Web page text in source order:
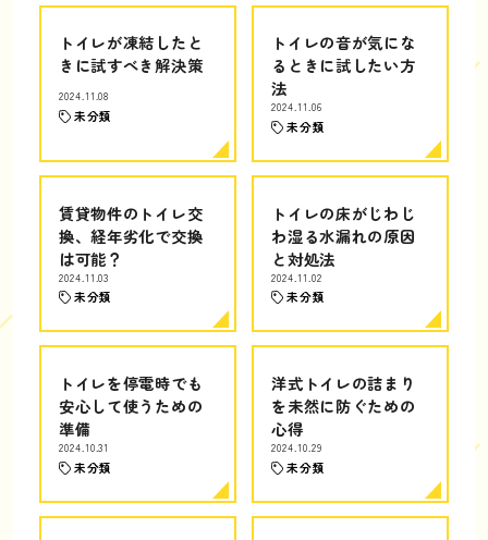
トイレが凍結したと
きに試すべき解決策
2024.11.08
未分類
トイレの音が気にな
るときに試したい方
法
2024.11.06
未分類
賃貸物件のトイレ交
換、経年劣化で交換
は可能？
2024.11.03
未分類
トイレの床がじわじ
わ湿る水漏れの原因
と対処法
2024.11.02
未分類
トイレを停電時でも
安心して使うための
準備
2024.10.31
未分類
洋式トイレの詰まり
を未然に防ぐための
心得
2024.10.29
未分類